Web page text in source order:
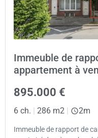
Immeuble de
appartement à
895.000 €
6 ch. | 286 m2 | 2m
Immeuble de rapport de